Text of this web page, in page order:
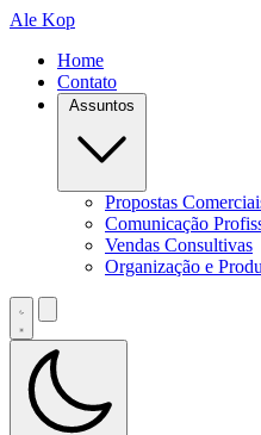
Ale Kop
Home
Contato
Propostas
Comunicação
Vendas Consultivas
Organização e